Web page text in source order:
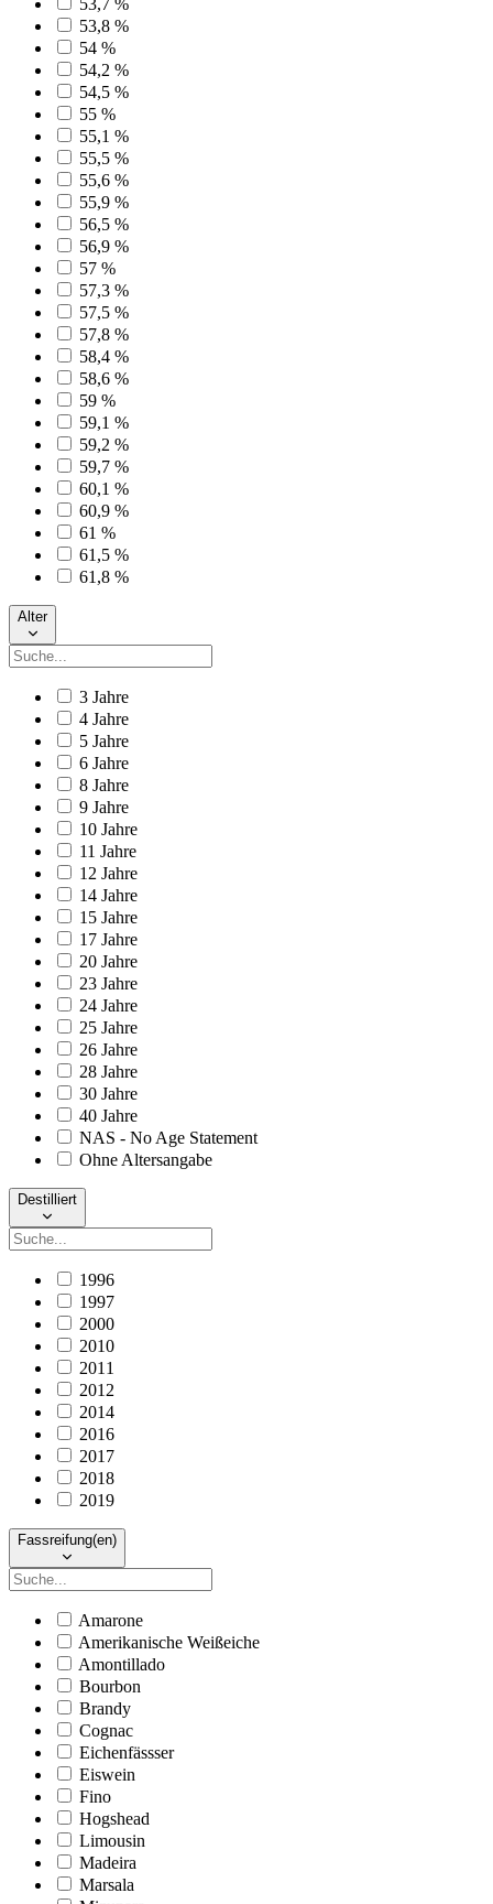
53,8 %
54 %
54,2 %
54,5 %
55 %
55,1 %
55,5 %
55,6 %
55,9 %
56,5 %
56,9 %
57 %
57,3 %
57,5 %
57,8 %
58,4 %
58,6 %
59 %
59,1 %
59,2 %
59,7 %
60,1 %
60,9 %
61 %
61,5 %
61,8 %
Alter
3 Jahre
4 Jahre
5 Jahre
6 Jahre
8 Jahre
9 Jahre
10 Jahre
11 Jahre
12 Jahre
14 Jahre
15 Jahre
17 Jahre
20 Jahre
23 Jahre
24 Jahre
25 Jahre
26 Jahre
28 Jahre
30 Jahre
40 Jahre
NAS - No Age Statement
Ohne Altersangabe
Destilliert
1996
1997
2000
2010
2011
2012
2014
2016
2017
2018
2019
Fassreifung(en)
Amarone
Amerikanische Weißeiche
Amontillado
Bourbon
Brandy
Cognac
Eichenfässser
Eiswein
Fino
Hogshead
Limousin
Madeira
Marsala